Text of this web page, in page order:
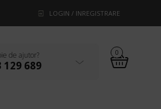
LOGIN / INREGISTRARE
de ajutor?
129 689
0